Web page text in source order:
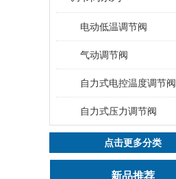
电动低温调节阀
气动调节阀
自力式电控温度调节阀
自力式压力调节阀
点击更多分类
新品推荐